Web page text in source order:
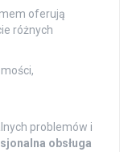
oferują
różnych
problemów i
obsługa